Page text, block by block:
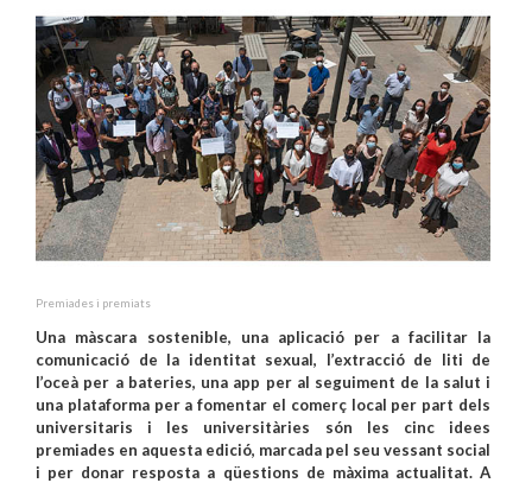
Premiades i premiats
Una màscara sostenible, una aplicació per a facilitar la
comunicació de la identitat sexual, l’extracció de liti de
l’oceà per a bateries, una app per al seguiment de la salut i
una plataforma per a fomentar el comerç local per part dels
universitaris i les universitàries són les cinc idees
premiades en aquesta edició, marcada pel seu vessant social
i per donar resposta a qüestions de màxima actualitat. A